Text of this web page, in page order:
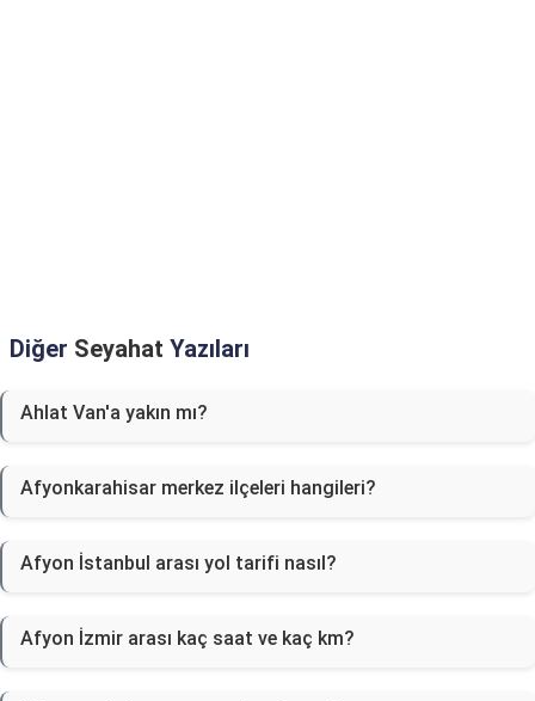
Diğer Seyahat Yazıları
Ahlat Van'a yakın mı?
Afyonkarahisar merkez ilçeleri hangileri?
Afyon İstanbul arası yol tarifi nasıl?
Afyon İzmir arası kaç saat ve kaç km?